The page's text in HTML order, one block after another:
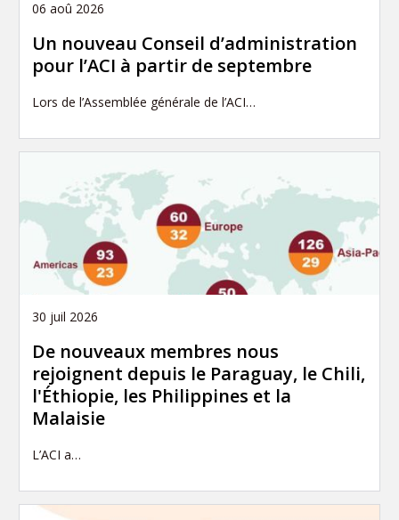
06 aoû 2026
Un nouveau Conseil d’administration
pour l’ACI à partir de septembre
Lors de l’Assemblée générale de l’ACI…
30 juil 2026
De nouveaux membres nous
rejoignent depuis le Paraguay, le Chili,
l'Éthiopie, les Philippines et la
Malaisie
L’ACI a…